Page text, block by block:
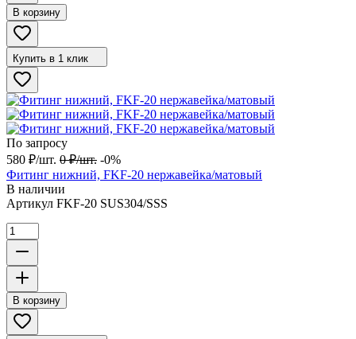
В корзину
Купить в 1 клик
По запросу
580 ₽/шт. 0 ₽/шт. -0%
Фитинг нижний, FKF-20 нержавейка/матовый
В наличии
Артикул FKF-20 SUS304/SSS
В корзину